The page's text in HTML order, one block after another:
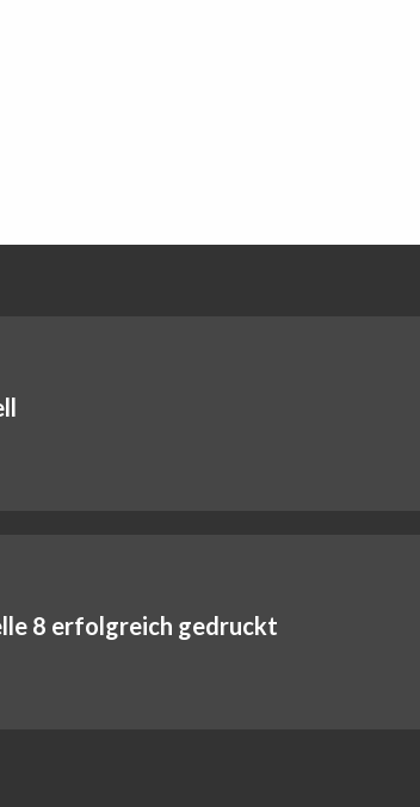
8 erfolgreich gedruckt